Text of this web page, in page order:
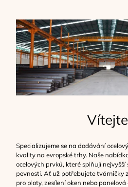
Specializujeme se na dodávání
kvality na evropské trhy. Naše
ocelových prvků, které splňují
pevnosti. Ať už potřebujete tvárničky
pro ploty, zesílení oken nebo